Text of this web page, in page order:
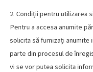
2. Condiții pentru utilizarea
Pentru a accesa anumite
solicita să furnizați anumite
parte din procesul de
vi se vor putea solicita